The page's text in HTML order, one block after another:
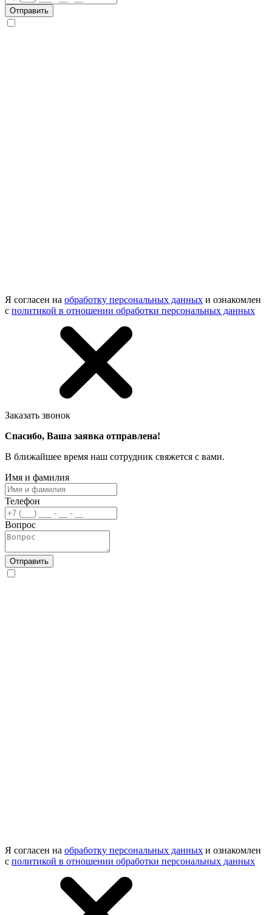
Отправить
Я согласен на обработку персональных данных и ознакомлен
с политикой в отношении обработки персональных данных
Заказать звонок
Спасибо, Ваша заявка отправлена!
В ближайшее время наш сотрудник свяжется с вами.
Имя и фамилия
Телефон
Вопрос
Отправить
Я согласен на обработку персональных данных и ознакомлен
с политикой в отношении обработки персональных данных